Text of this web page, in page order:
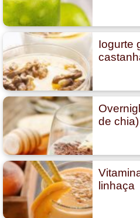
Iogurte
de chia)
linhaça